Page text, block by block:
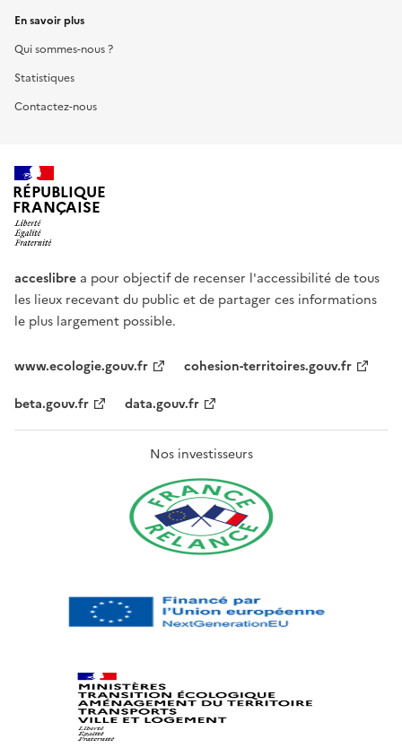
En savoir plus
Qui sommes-nous ?
Statistiques
Contactez-nous
RÉPUBLIQUE
FRANÇAISE
acceslibre a pour objectif de recenser l'accessibilité de tous
les lieux recevant du public et de partager ces informations
le plus largement possible.
www.ecologie.gouv.fr
cohesion-territoires.gouv.fr
beta.gouv.fr
data.gouv.fr
Nos investisseurs